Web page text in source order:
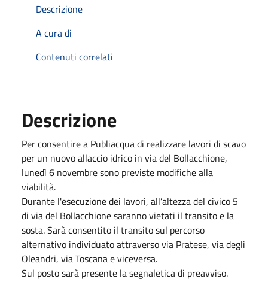
Descrizione
A cura di
Contenuti correlati
Descrizione
Per consentire a Publiacqua di realizzare lavori di scavo
per un nuovo allaccio idrico in via del Bollacchione,
lunedì 6 novembre sono previste modifiche alla
viabilità.
Durante l'esecuzione dei lavori, all’altezza del civico 5
di via del Bollacchione saranno vietati il transito e la
sosta. Sarà consentito il transito sul percorso
alternativo individuato attraverso via Pratese, via degli
Oleandri, via Toscana e viceversa.
Sul posto sarà presente la segnaletica di preavviso.